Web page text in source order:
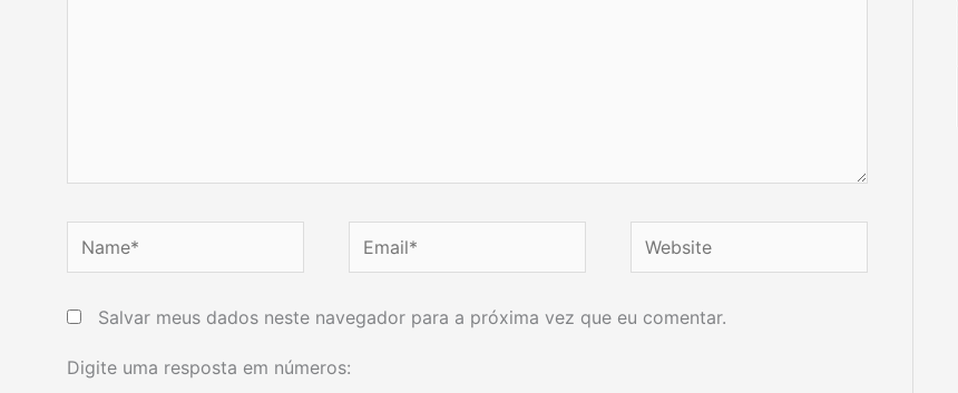
Name* Email* Website
Salvar meus dados neste navegador para a próxima vez que eu comentar.
Digite uma resposta em números: